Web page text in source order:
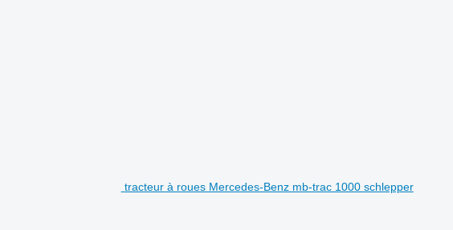
tracteur à roues Mercedes-Benz mb-trac 1000 schlepper